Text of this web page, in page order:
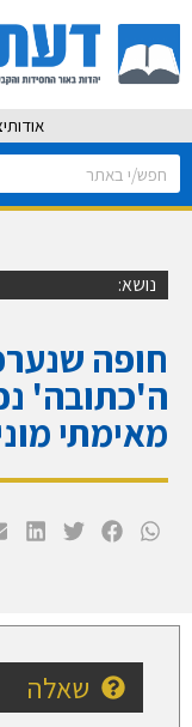
אודות
נושא:
חופה
ה'כתובה'
מאימתי
שאלה